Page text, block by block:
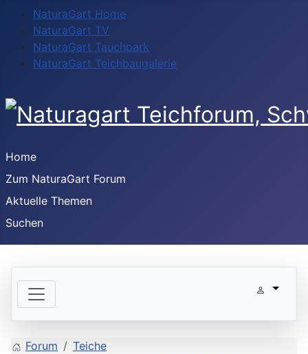
NaturaGart Home
NaturaGart TV
NaturaGart Tauchpark
NaturaGart Teichbaugalerie
Home
Zum NaturaGart Forum
Aktuelle Themen
Suchen
Forum
Teiche